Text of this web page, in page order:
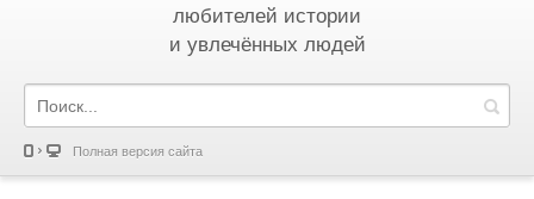
любителей истории
и увлечённых людей
Полная версия сайта